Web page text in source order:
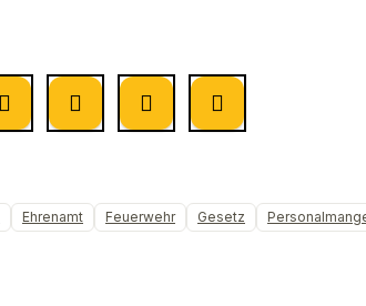
Ehrenamt Feuerwehr Gesetz